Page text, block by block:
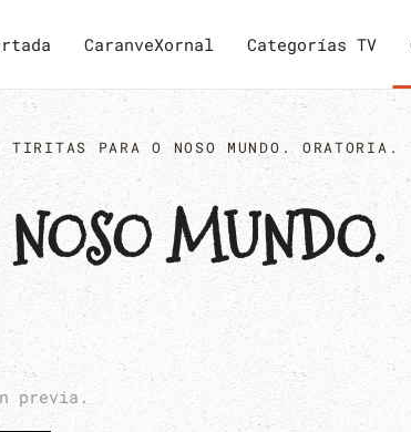
CaranveXornal Categorías TV
TIRITAS PARA O NOSO MUNDO. ORATORIA.
MUNDO.
previa.